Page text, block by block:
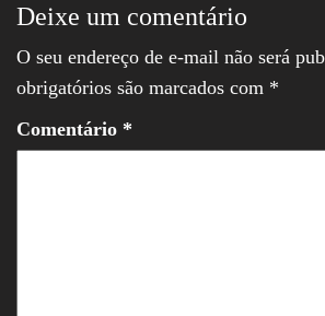
Deixe um comentário
O seu endereço de e-mail não será
obrigatórios são marcados com *
Comentário *